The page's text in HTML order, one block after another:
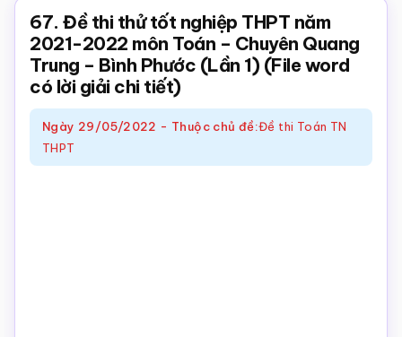
Toán,
trắc
nghiệm
Toán
online
67. Đề thi thử tốt nghiệp THPT năm
2021-2022 môn Toán – Chuyên Quang
Trung – Bình Phước (Lần 1) (File word
có lời giải chi tiết)
Ngày 29/05/2022 - Thuộc chủ đề:Đề thi Toán TN
THPT